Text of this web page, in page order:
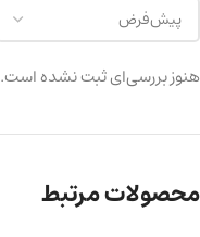
هنوز بررسی‌ای ثبت نشده است.
محصولات مرتبط